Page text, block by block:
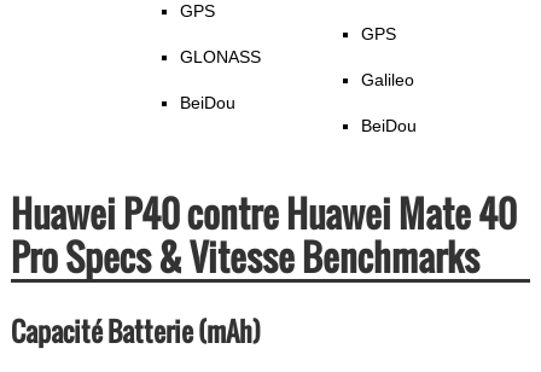
GPS
GLONASS
BeiDou
GPS
Galileo
BeiDou
Huawei P40 contre Huawei Mate 40
Pro Specs & Vitesse Benchmarks
Capacité Batterie (mAh)